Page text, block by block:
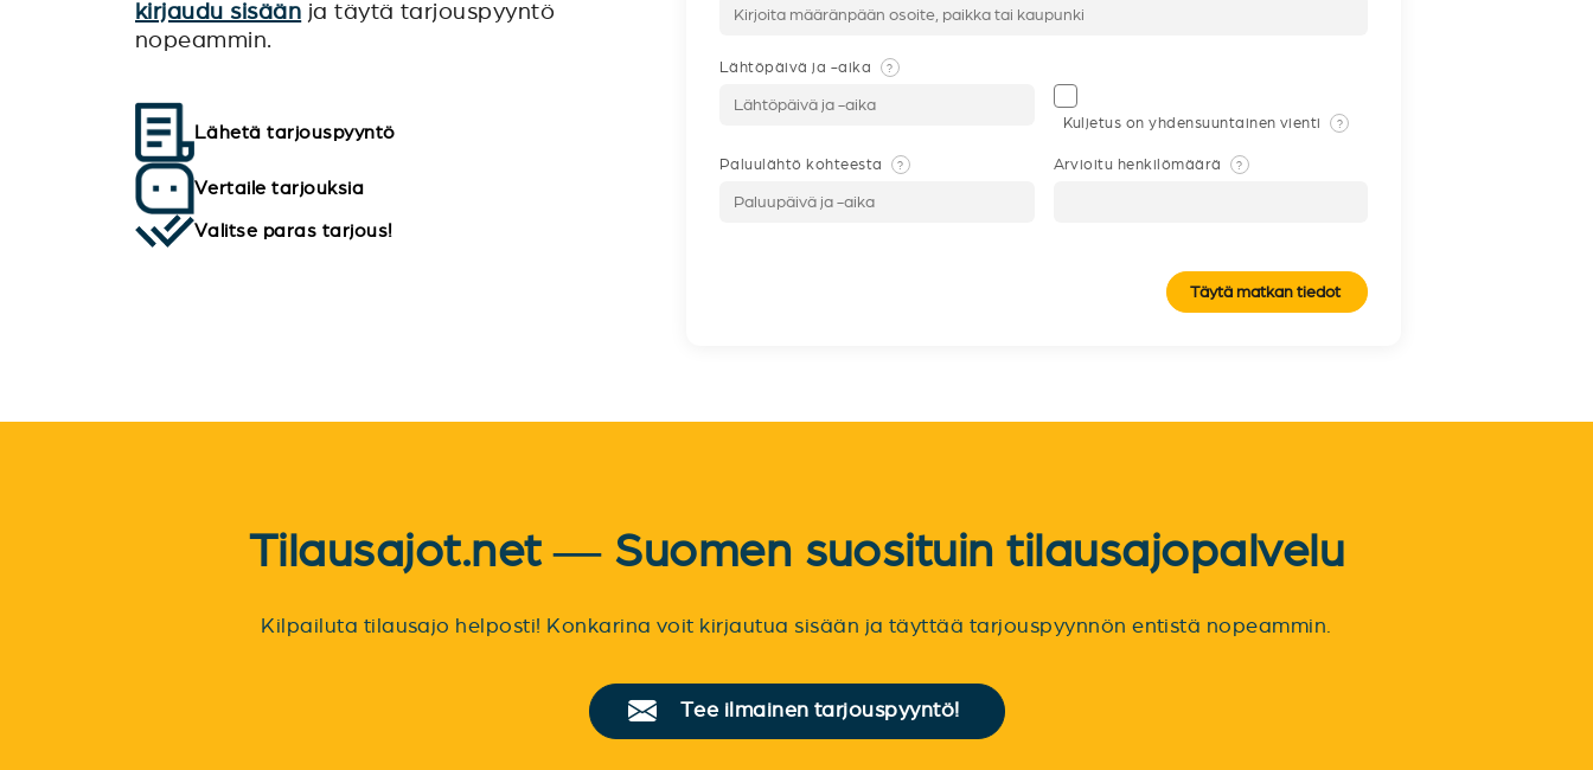
kirjaudu sisään ja täytä tarjouspyyntö
nopeammin.
Lähetä tarjouspyyntö
Vertaile tarjouksia
Valitse paras tarjous!
Lähtöpäivä ja -aika ?
Kuljetus on yhdensuuntainen vienti ?
Paluulähtö kohteesta ? Arvioitu henkilömäärä ?
Täytä matkan tiedot
Tilausajot.net — Suomen suosituin tilausajopalvelu
Kilpailuta tilausajo helposti! Konkarina voit kirjautua sisään ja täyttää tarjouspyynnön entistä nopeammin.
Tee ilmainen tarjouspyyntö!